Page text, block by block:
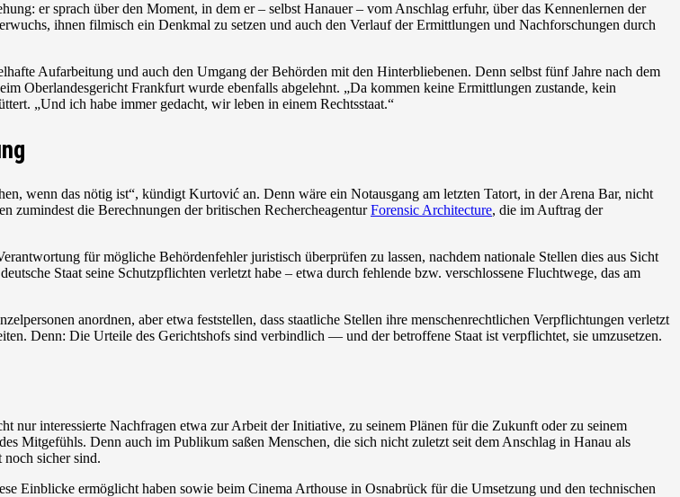
er sprach über den Moment, in dem er – selbst Hanauer – vom Anschlag erfuhr, über das Kennenlernen der
ihnen filmisch ein Denkmal zu setzen und auch den Verlauf der Ermittlungen und Nachforschungen durch
Aufarbeitung und auch den Umgang der Behörden mit den Hinterbliebenen. Denn selbst fünf Jahre nach dem
Oberlandesgericht Frankfurt wurde ebenfalls abgelehnt. „Da kommen keine Ermittlungen zustande, kein
„Und ich habe immer gedacht, wir leben in einem Rechtsstaat.“
wenn das nötig ist“, kündigt Kurtović an. Denn wäre ein Notausgang am letzten Tatort, in der Arena Bar, nicht
zumindest die Berechnungen der britischen RechercheagenturForensic Architecture, die im Auftrag der
für mögliche Behördenfehler juristisch überprüfen zu lassen, nachdem nationale Stellen dies aus Sicht
Staat seine Schutzpflichten verletzt habe – etwa durch fehlende bzw. verschlossene Fluchtwege, das am
anordnen, aber etwa feststellen, dass staatliche Stellen ihre menschenrechtlichen Verpflichtungen verletzt
Denn: Die Urteile des Gerichtshofs sind verbindlich — und der betroffene Staat ist verpflichtet, sie umzusetzen.
nur interessierte Nachfragen etwa zur Arbeit der Initiative, zu seinem Plänen für die Zukunft oder zu seinem
Mitgefühls. Denn auch im Publikum saßen Menschen, die sich nicht zuletzt seit dem Anschlag in Hanau als
sicher sind.
Einblicke ermöglicht haben sowie beim Cinema Arthouse in Osnabrück für die Umsetzung und den technischen